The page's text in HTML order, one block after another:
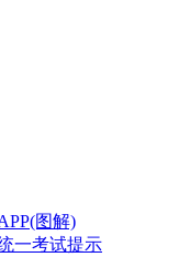
图解)
一考试提示